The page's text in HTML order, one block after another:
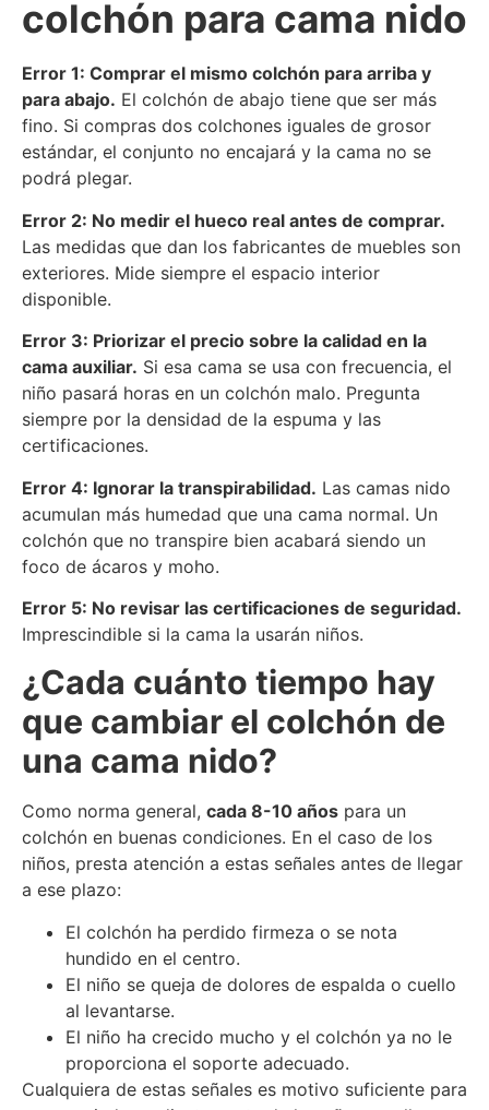
colchón para cama nido
Error 1: Comprar el mismo colchón para arriba y
para abajo. El colchón de abajo tiene que ser más
fino. Si compras dos colchones iguales de grosor
estándar, el conjunto no encajará y la cama no se
podrá plegar.
Error 2: No medir el hueco real antes de comprar.
Las medidas que dan los fabricantes de muebles son
exteriores. Mide siempre el espacio interior
disponible.
Error 3: Priorizar el precio sobre la calidad en la
cama auxiliar. Si esa cama se usa con frecuencia, el
niño pasará horas en un colchón malo. Pregunta
siempre por la densidad de la espuma y las
certificaciones.
Error 4: Ignorar la transpirabilidad. Las camas nido
acumulan más humedad que una cama normal. Un
colchón que no transpire bien acabará siendo un
foco de ácaros y moho.
Error 5: No revisar las certificaciones de seguridad.
Imprescindible si la cama la usarán niños.
¿Cada cuánto tiempo hay
que cambiar el colchón de
una cama nido?
Como norma general, cada 8-10 años para un
colchón en buenas condiciones. En el caso de los
niños, presta atención a estas señales antes de llegar
a ese plazo:
El colchón ha perdido firmeza o se nota
hundido en el centro.
El niño se queja de dolores de espalda o cuello
al levantarse.
El niño ha crecido mucho y el colchón ya no le
proporciona el soporte adecuado.
Cualquiera de estas señales es motivo suficiente para